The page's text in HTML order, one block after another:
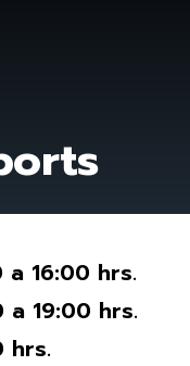
a 16:00 hrs.
a 19:00 hrs.
hrs.